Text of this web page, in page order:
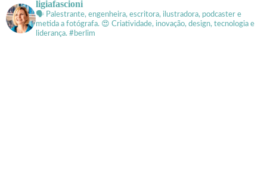
ligiafascioni
🗣 Palestrante, engenheira, escritora, ilustradora, podcaster e
metida a fotógrafa. 😍 Criatividade, inovação, design, tecnologia e
liderança. #berlim